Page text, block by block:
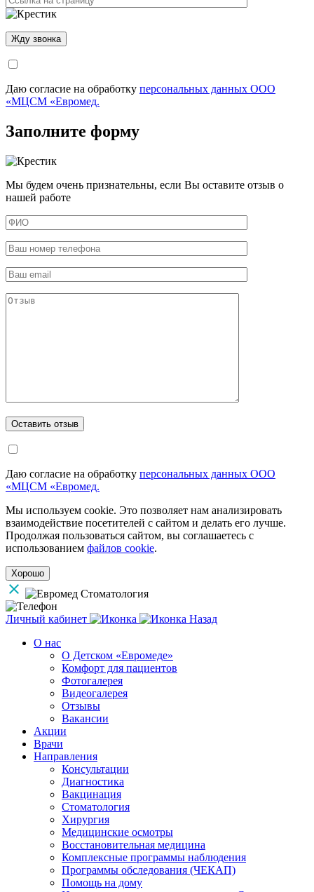
Даю согласие на обработку персональных данных ООО
«МЦСМ «Евромед.
Заполните форму
Мы будем очень признательны, если Вы оставите отзыв о
нашей работе
Даю согласие на обработку персональных данных ООО
«МЦСМ «Евромед.
Мы используем cookie. Это позволяет нам анализировать
взаимодействие посетителей с сайтом и делать его лучше.
Продолжая пользоваться сайтом, вы соглашаетесь с
использованием файлов cookie.
Хорошо
Личный кабинет
Назад
О нас
О Детском «Евромеде»
Комфорт для пациентов
Фотогалерея
Видеогалерея
Отзывы
Вакансии
Акции
Врачи
Направления
Консультации
Диагностика
Вакцинация
Стоматология
Хирургия
Медицинские осмотры
Восстановительная медицина
Комплексные программы наблюдения
Программы обследования (ЧЕКАП)
Помощь на дому